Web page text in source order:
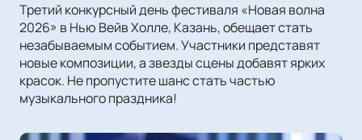
Третий конкурсный день фестиваля «Новая волна
2026» в Нью Вейв Холле, Казань, обещает стать
незабываемым событием. Участники представят
новые композиции, а звезды сцены добавят ярких
красок. Не пропустите шанс стать частью
музыкального праздника!